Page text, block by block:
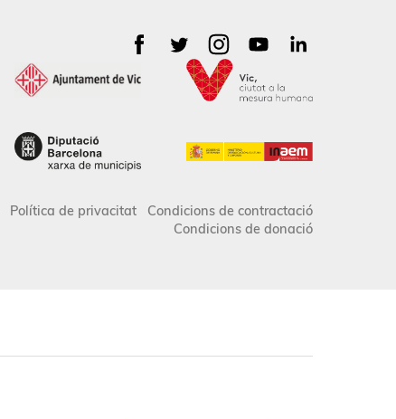
Política de privacitat
Condicions de contractació
Condicions de donació